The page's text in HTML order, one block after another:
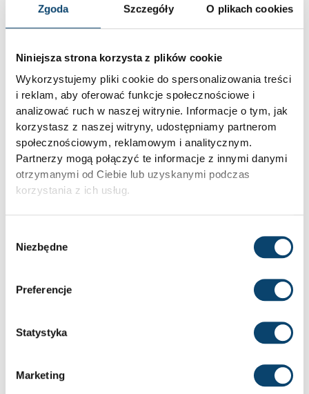
Zgoda Szczegóły O plikach cookies
Niniejsza strona korzysta z plików cookie
Wykorzystujemy pliki cookie do spersonalizowania treści
i reklam, aby oferować funkcje społecznościowe i
analizować ruch w naszej witrynie. Informacje o tym, jak
korzystasz z naszej witryny, udostępniamy partnerom
społecznościowym, reklamowym i analitycznym.
Partnerzy mogą połączyć te informacje z innymi danymi
otrzymanymi od Ciebie lub uzyskanymi podczas
korzystania z ich usług.
zgody
Niezbędne
Preferencje
Statystyka
Marketing
SPALACZE TŁUSZCZU – CO TO JEST I JAK DZIAŁAJĄ?
Spalacze tłuszczu zyskują coraz większą
popularność wśród osób dążących do
uzyskania szczupłej sylwetki. Często jednak
2025-12-22